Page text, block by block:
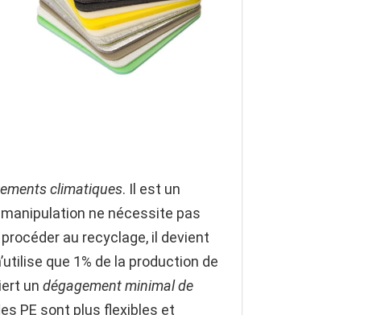
climatiques. Il est un
ne nécessite pas
au recyclage, il devient
que 1% de la production de
un dégagement minimal de
PE sont plus flexibles et